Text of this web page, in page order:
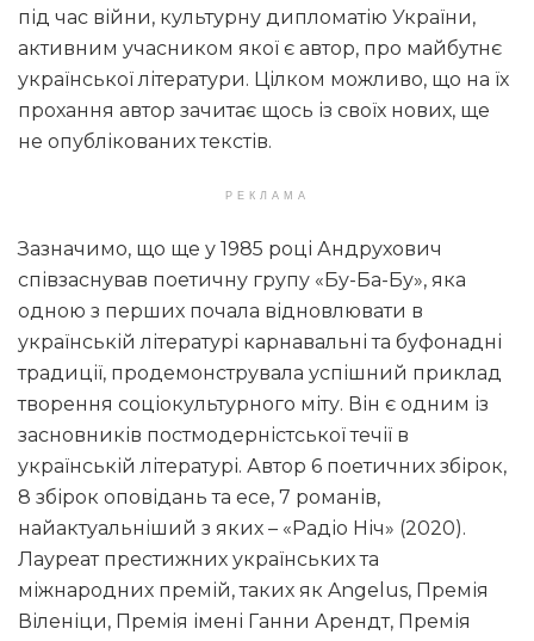
під час війни, культурну дипломатію України,
активним учасником якої є автор, про майбутнє
української літератури. Цілком можливо, що на їх
прохання автор зачитає щось із своїх нових, ще
не опублікованих текстів.
РЕКЛАМА
Зазначимо, що ще у 1985 році Андрухович
співзаснував поетичну групу «Бу-Ба-Бу», яка
одною з перших почала відновлювати в
українській літературі карнавальні та буфонадні
традиції, продемонструвала успішний приклад
творення соціокультурного міту. Він є одним із
засновників постмодерністської течії в
українській літературі. Автор 6 поетичних збірок,
8 збірок оповідань та есе, 7 романів,
найактуальніший з яких – «Радіо Ніч» (2020).
Лауреат престижних українських та
міжнародних премій, таких як Angelus, Премія
Віленіци, Премія імені Ганни Арендт, Премія